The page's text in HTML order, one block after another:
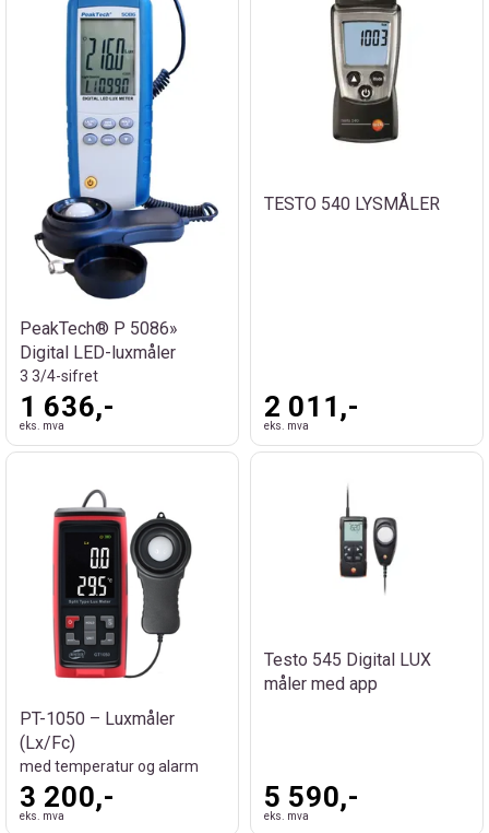
PeakTech® P 5086»
Digital LED-luxmåler
3 3/4-sifret
1 636,-
eks. mva
TESTO 540 LYSMÅLER
2 011,-
eks. mva
PT-1050 – Luxmåler
(Lx/Fc)
med temperatur og alarm
3 200,-
eks. mva
Testo 545 Digital LUX
måler med app
5 590,-
eks. mva